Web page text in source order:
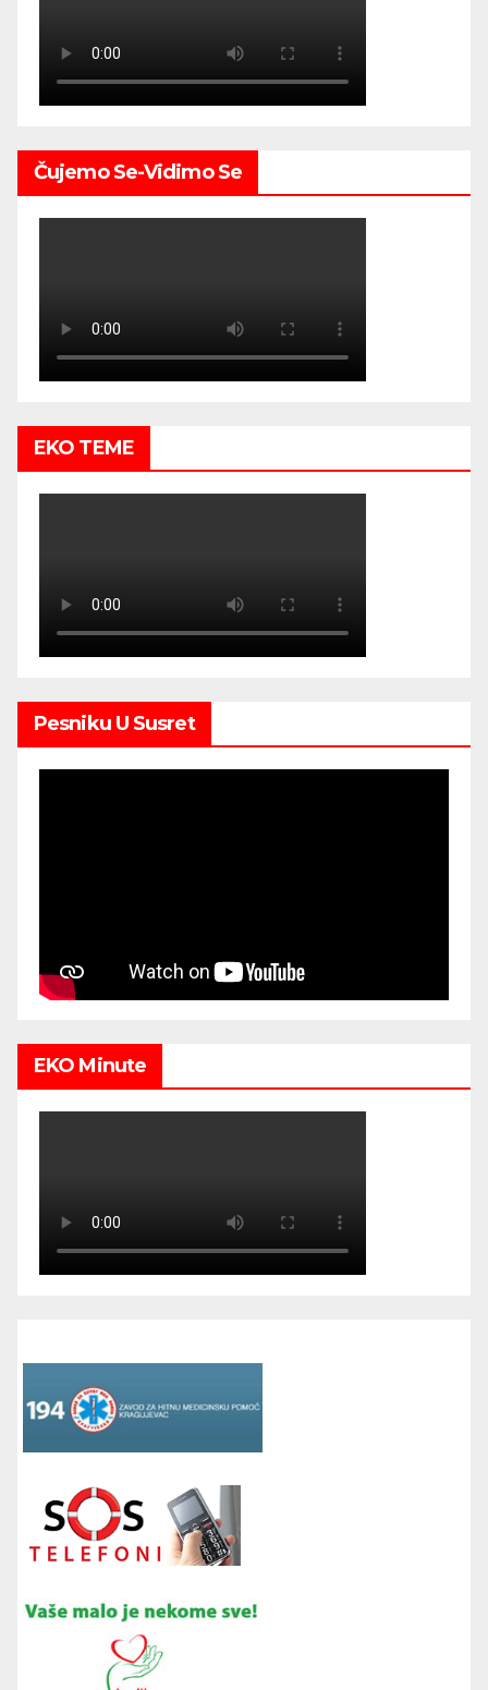
Čujemo Se-Vidimo Se
EKO TEME
Pesniku U Susret
EKO Minute